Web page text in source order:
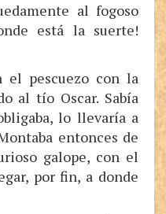
al fogoso
está la suerte!
el pescuezo con la
al tío Oscar. Sabía
lo llevaría a
entonces de
galope, con el
por fin, a donde